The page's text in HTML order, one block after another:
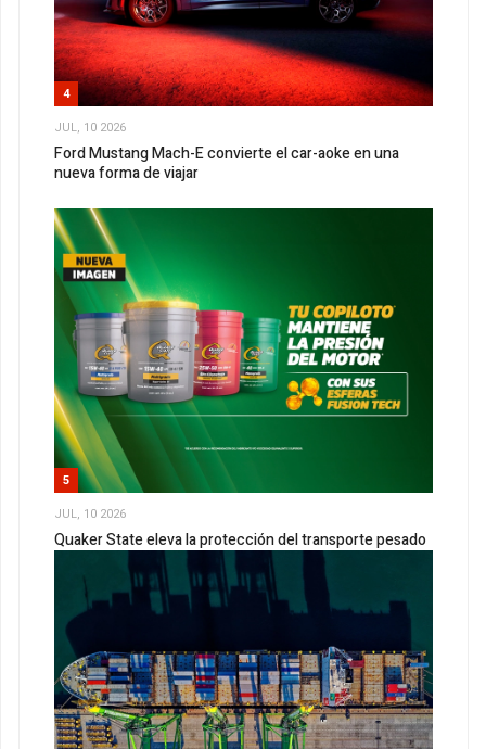
4
JUL, 10 2026
Ford Mustang Mach-E convierte el car-aoke en una
nueva forma de viajar
5
JUL, 10 2026
Quaker State eleva la protección del transporte pesado